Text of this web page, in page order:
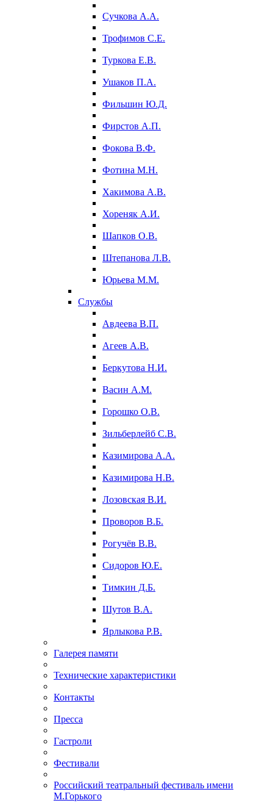
Сучкова А.А.
Трофимов С.Е.
Туркова Е.В.
Ушаков П.А.
Фильшин Ю.Д.
Фирстов А.П.
Фокова В.Ф.
Фотина М.Н.
Хакимова А.В.
Хореняк А.И.
Шапков О.В.
Штепанова Л.В.
Юрьева М.М.
Службы
Авдеева В.П.
Агеев А.В.
Беркутова Н.И.
Васин А.М.
Горошко О.В.
Зильберлейб С.В.
Казимирова А.А.
Казимирова Н.В.
Лозовская В.И.
Проворов В.Б.
Рогучёв В.В.
Сидоров Ю.Е.
Тимкин Д.Б.
Шутов В.А.
Ярлыкова Р.В.
Галерея памяти
Технические характеристики
Контакты
Пресса
Гастроли
Фестивали
Российский театральный фестиваль имени
М.Горького